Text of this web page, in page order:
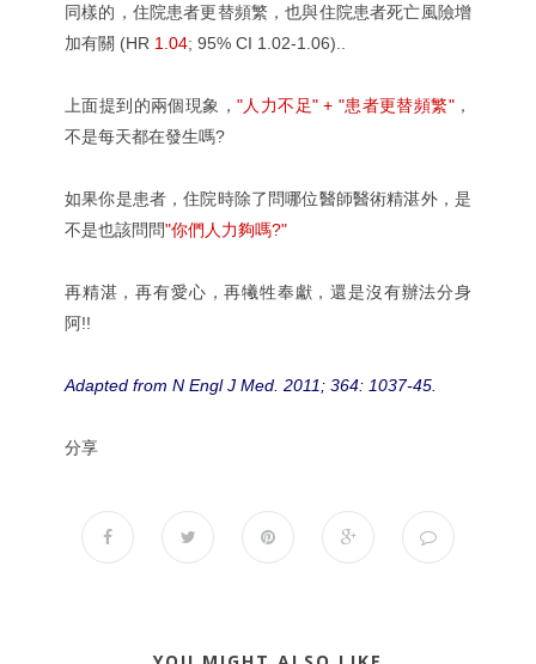
同樣的，住院患者更替頻繁，也與住院患者死亡風險增
加有關 (HR 1.04; 95% CI 1.02-1.06)..
上面提到的兩個現象， "人力不足" + "患者更替頻繁"，
不是每天都在發生嗎?
如果你是患者，住院時除了問哪位醫師醫術精湛外，是
不是也該問問"你們人力夠嗎?"
再精湛，再有愛心，再犧牲奉獻，還是沒有辦法分身
阿!!
Adapted from N Engl J Med. 2011; 364: 1037-45.
分享